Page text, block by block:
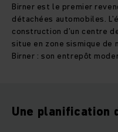
Birner est le premier
détachées automobiles.
construction d’un centre
situe en zone sismique de
Birner : son entrepôt
Une planification